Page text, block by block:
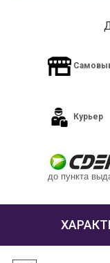
Курьер
до пункта